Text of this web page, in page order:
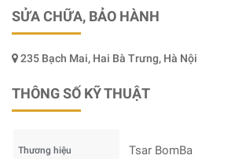
SỬA CHỮA, BẢO HÀNH
235 Bạch Mai, Hai Bà Trưng, Hà Nội
THÔNG SỐ KỸ THUẬT
Thương hiệu Tsar BomBa